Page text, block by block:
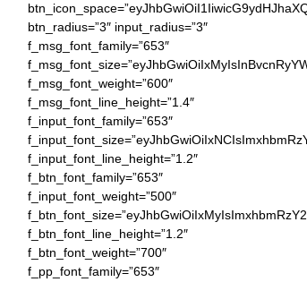
btn_radius=”3″ input_radius=”3″
f_msg_font_family=”653″
f_msg_font_weight=”600″
f_msg_font_line_height=”1.4″
f_input_font_family=”653″
f_input_font_line_height=”1.2″
f_btn_font_family=”653″
f_input_font_weight=”500″
f_btn_font_line_height=”1.2″
f_btn_font_weight=”700″
f_pp_font_family=”653″